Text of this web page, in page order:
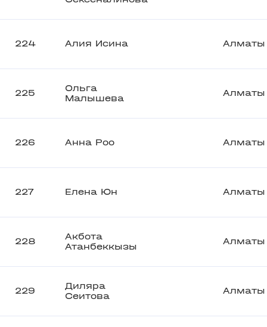
224 Алия Исина Алматы
225
Ольга
Малышева
Алматы
226 Анна Роо Алматы
227 Елена Юн Алматы
228
Акбота
Атанбеккызы
Алматы
229
Диляра
Сеитова
Алматы